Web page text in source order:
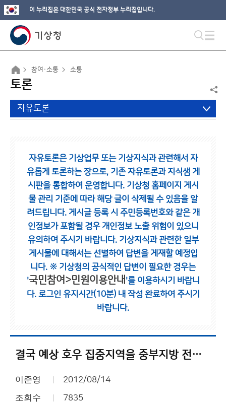
이 누리집은 대한민국 공식 전자정부 누리집입니다.
참여·소통 소통
토론
자유토론
자유토론은 기상업무 또는 기상지식과 관련해서 자
유롭게 토론하는 장으로, 기존 자유토론과 지식샘 게
시판을 통합하여 운영합니다. 기상청 홈페이지 게시
물 관리 기준에 따라 해당 글이 삭제될 수 있음을 알
려드립니다. 게시글 등록 시 주민등록번호와 같은 개
인정보가 포함될 경우 개인정보 노출 위험이 있으니
유의하여 주시기 바랍니다. 기상지식과 관련한 일부
게시물에 대해서는 선별하여 답변을 게재할 예정입
니다. ※ 기상청의 공식적인 답변이 필요한 경우는
'국민참여>민원이용안내 '를 이용하시기 바랍니
다. 로그인 유지시간(10분) 내 작성 완료하여 주시기
바랍니다.
결국 예상 호우 집중지역을 중부지방 전체로 확대시켰네요.
이준영 2012/08/14
조회수 7835